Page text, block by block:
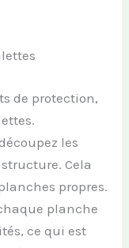
de protection,
les
Cela
propres.
planche
ce qui est